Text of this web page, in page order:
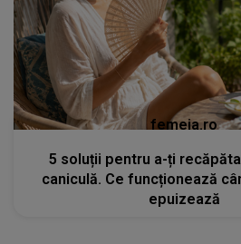
femeia.ro
5 soluții pentru a-ți
caniculă. Ce funcționează
epuizează